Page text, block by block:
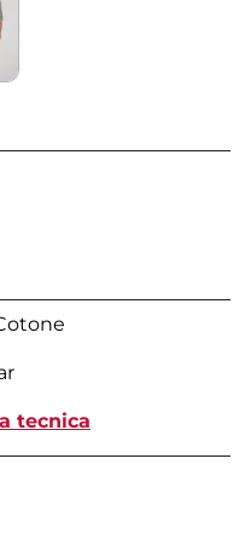
tecnica